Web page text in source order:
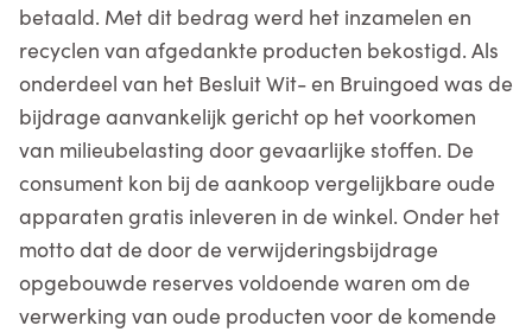
betaald. Met dit bedrag werd het inzamelen en
recyclen van afgedankte producten bekostigd. Als
onderdeel van het Besluit Wit- en Bruingoed was de
bijdrage aanvankelijk gericht op het voorkomen
van milieubelasting door gevaarlijke stoffen. De
consument kon bij de aankoop vergelijkbare oude
apparaten gratis inleveren in de winkel. Onder het
motto dat de door de verwijderingsbijdrage
opgebouwde reserves voldoende waren om de
verwerking van oude producten voor de komende